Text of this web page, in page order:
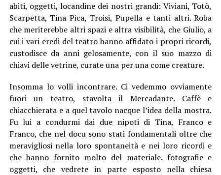
abiti, oggetti, locandine dei nostri grandi: Viviani, Totò,
Scarpetta, Tina Pica, Troisi, Pupella e tanti altri. Roba
che meriterebbe altri spazi e altra visibilità, che Giulio, a
cui i vari eredi del teatro hanno affidato i propri ricordi,
custodisce da anni gelosamente, con il suo mazzo di
chiavi delle vetrine, curate una per una come creature.
Insomma lo volli incontrare. Ci vedemmo ovviamente
fuori un teatro, stavolta il Mercadante. Caffè e
chiacchierata e a quel tavolo nacque l’idea della mostra.
Fu lui a condurmi dai due nipoti di Tina, Franco e
Franco, che nel docu sono stati fondamentali oltre che
meravigliosi nella loro spontaneità e nei loro ricordi e
che hanno fornito molto del materiale. fotografie e
oggetti, che vedrete in parte esposto nella chiesa